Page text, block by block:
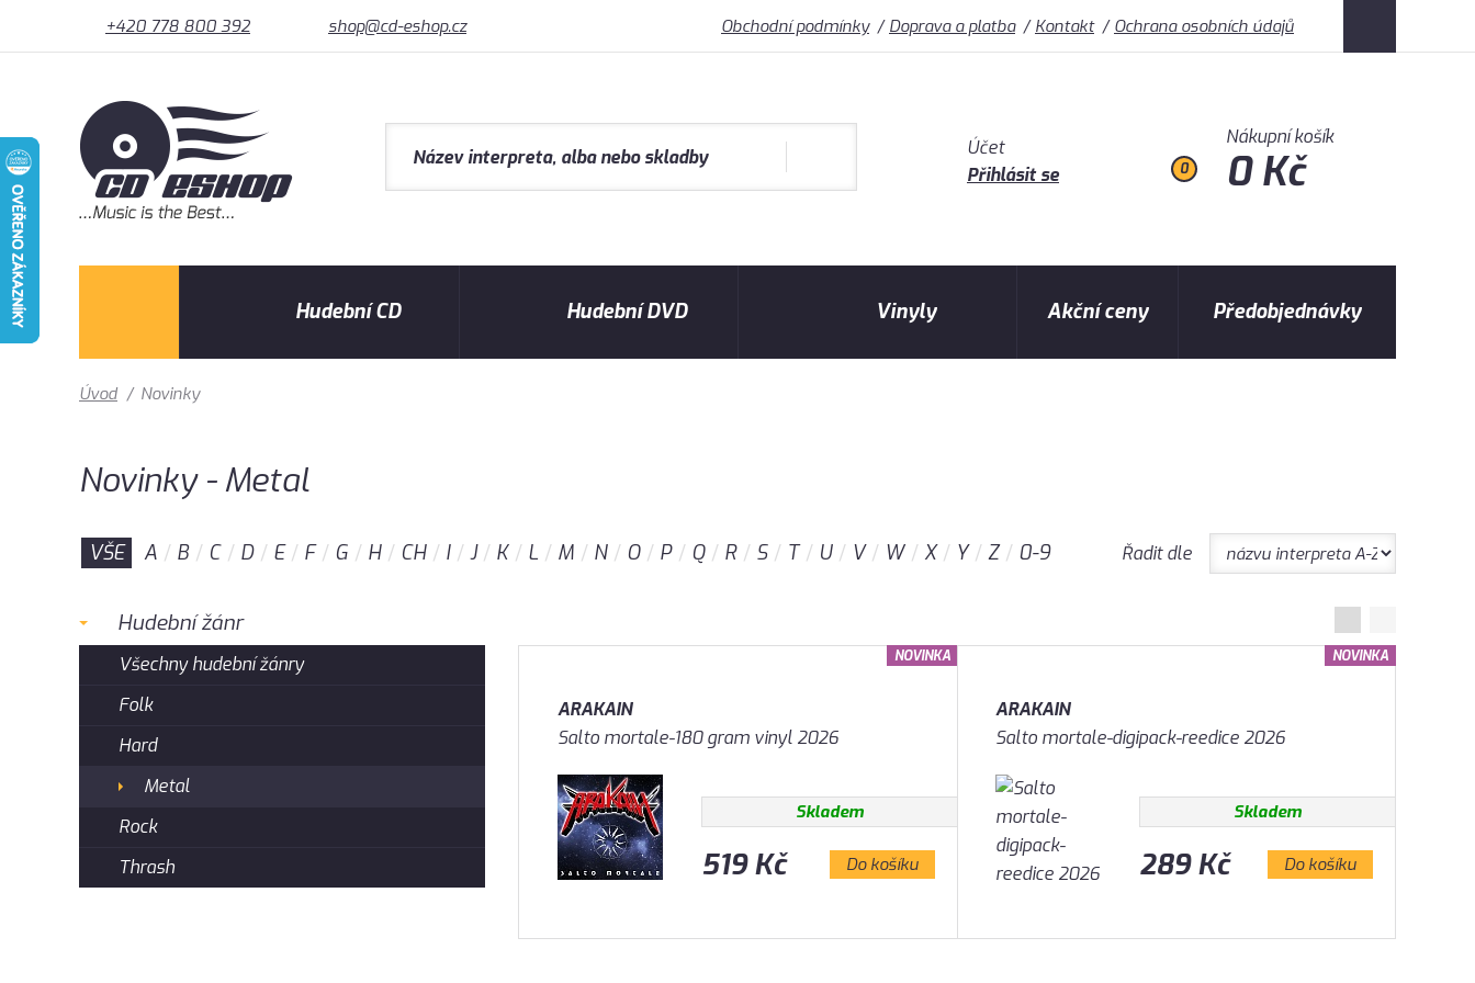
+420 778 800 392 shop@cd-eshop.cz Obchodní podmínky Doprava a platba Kontakt Ochrana osobních údajů
Účet
Přihlásit se
0
Nákupní košík
0 Kč
Hudební CD Hudební DVD Vinyly Akční ceny Předobjednávky
Úvod / Novinky
Novinky - Metal
VŠE A B C D E F G H CH I J K L M N O P Q R S T U V W X Y Z 0-9 Řadit dle
Hudební žánr
Všechny hudební žánry
Folk
Hard
Metal
Rock
Thrash
ARAKAIN
Salto mortale-180 gram vinyl 2026
Skladem
519 Kč Do košíku
NOVINKA
ARAKAIN
Salto mortale-digipack-reedice 2026
Skladem
289 Kč Do košíku
NOVINKA